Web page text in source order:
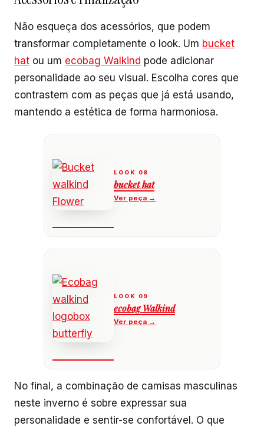
Não esqueça dos acessórios, que podem
transformar completamente o look. Um bucket
hat ou um ecobag Walkind pode adicionar
personalidade ao seu visual. Escolha cores que
contrastem com as peças que já está usando,
mantendo a estética de forma harmoniosa.
bucket hat
ecobag Walkind
No final, a combinação de camisas masculinas
neste inverno é sobre expressar sua
personalidade e sentir-se confortável. O que